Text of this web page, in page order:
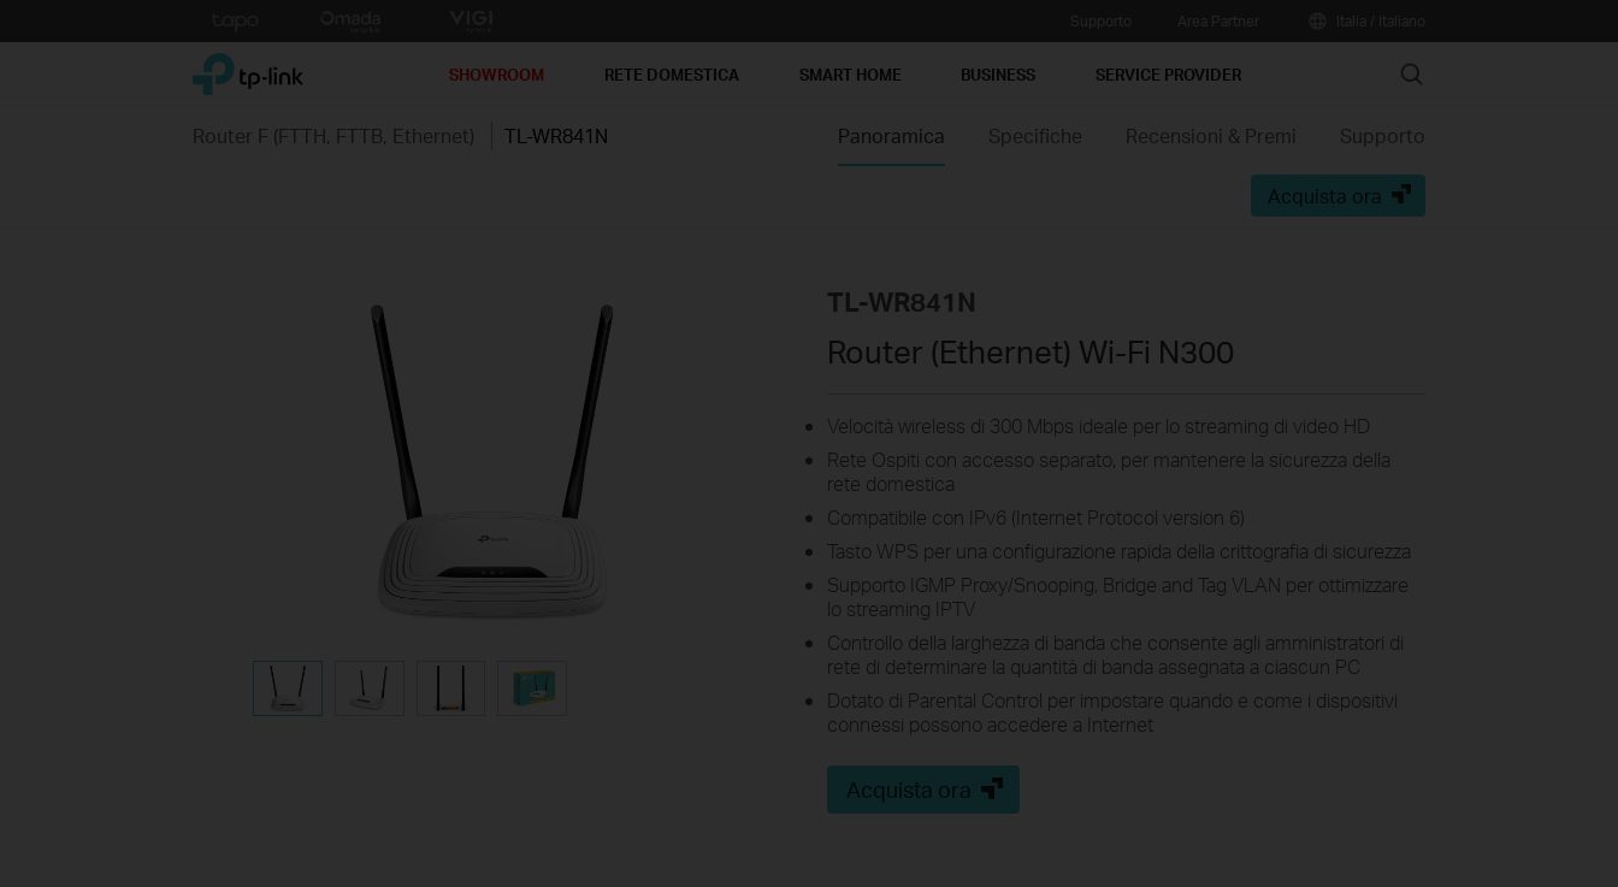
to
TP-Link, Reliably Smart SHOWROOM RETE DOMESTICA SMART HOME BUSINESS SERVICE PROVIDER Search
Router F (FTTH, FTTB, Ethernet) TL-WR841N Panoramica Specifiche Recensioni & Premi Supporto
Acquista ora
TL-WR841N
Router (Ethernet) Wi-Fi N300
Velocità wireless di 300 Mbps ideale per lo streaming di video HD
Rete Ospiti con accesso separato, per mantenere la sicurezza della
rete domestica
Compatibile con IPv6 (Internet Protocol version 6)
Tasto WPS per una configurazione rapida della crittografia di sicurezza
Supporto IGMP Proxy/Snooping, Bridge and Tag VLAN per ottimizzare
lo streaming IPTV
Controllo della larghezza di banda che consente agli amministratori di
rete di determinare la quantità di banda assegnata a ciascun PC
Dotato di Parental Control per impostare quando e come i dispositivi
connessi possono accedere a Internet
Acquista ora